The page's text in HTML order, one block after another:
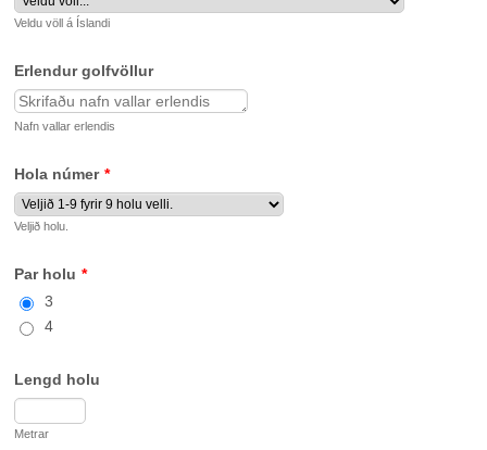
Veldu völl á Íslandi
Erlendur golfvöllur
Nafn vallar erlendis
Hola númer *
Veljið holu.
Par holu *
3
4
Lengd holu
Metrar